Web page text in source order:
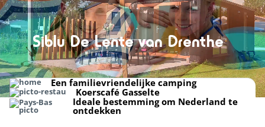
Siblu De Lente van Drenthe
Strand
DX Adventure Park
Zwembad
Kids boulderhal
Restaurant
Gezelligheid
Een familievriendelijke camping
Koerscafé Gasselte
Ideale bestemming om Nederland te
ontdekken